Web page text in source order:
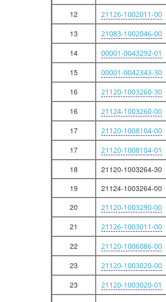
ГЛУШИТЕЛИ
СИСТЕМА СМАЗКИ
СИСТЕМА СМАЗКИ И ВЕНТИЛЯЦИИ
СИСТЕМА ОХЛАЖДЕНИЯ
СИСТЕМА ОХЛАЖДЕНИЯ
РАДИАТОР
НАСОС ВОДЯНОЙ
СЦЕПЛЕНИЕ
СЦЕПЛЕНИЕ
Ходовая часть
ПОДВЕСКА
ПОДВЕСКА ЗАДНЯЯ
КОЛЕСА
КОЛЕСА
12
21126-1002011-00
13
21083-1002046-00
14
00001-0043292-01
15
00001-0042343-30
16
21120-1003260-30
16
21124-1003260-00
17
21120-1008104-00
17
21120-1008104-01
18
21120-1003264-30
19
21124-1003264-00
20
21120-1003290-00
21
21126-1003011-00
22
21120-1006086-00
23
21120-1003020-00
23
21120-1003020-01